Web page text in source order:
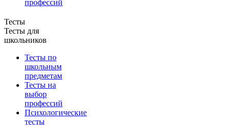
профессий
Тесты
Тесты для
школьников
Тесты по
школьным
предметам
Тесты на
выбор
профессий
Психологические
тесты